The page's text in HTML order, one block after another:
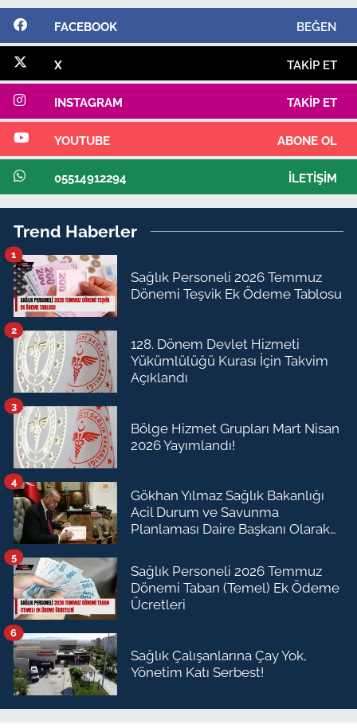
FACEBOOK BEĞEN
X TAKIP ET
INSTAGRAM TAKIP ET
YOUTUBE ABONE OL
05514912294 İLETIŞIM
Trend Haberler
Sağlık Personeli 2026 Temmuz
Dönemi Teşvik Ek Ödeme Tablosu
1
128. Dönem Devlet Hizmeti
Yükümlülüğü Kurası İçin Takvim
Açıklandı
2
Bölge Hizmet Grupları Mart Nisan
2026 Yayımlandı!
3
Gökhan Yılmaz Sağlık Bakanlığı
Acil Durum ve Savunma
Planlaması Daire Başkanı Olarak
4
Sağlık Personeli 2026 Temmuz
Dönemi Taban (Temel) Ek Ödeme
Ücretleri
5
Sağlık Çalışanlarına Çay Yok,
Yönetim Katı Serbest!
6